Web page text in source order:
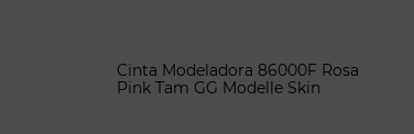
Cinta Modeladora 86000F Rosa
Pink Tam GG Modelle Skin